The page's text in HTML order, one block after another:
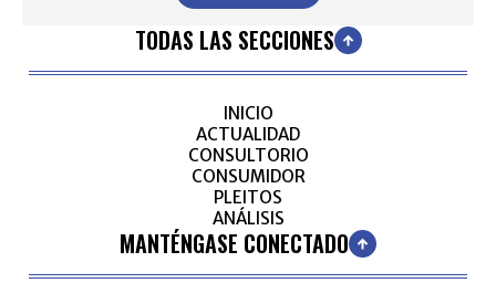
TODAS LAS SECCIONES
INICIO
ACTUALIDAD
CONSULTORIO
CONSUMIDOR
PLEITOS
ANÁLISIS
MANTÉNGASE CONECTADO